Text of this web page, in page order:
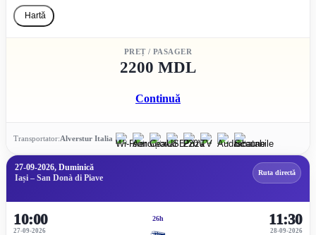
Hartă
PREȚ / PASAGER
2200 MDL
Continuă
Transportator:Alverstur Italia
27-09-2026, Duminică
Iași – San Donà di Piave
Ruta directă
10:00
27-09-2026
26h
28-09-2026
11:30